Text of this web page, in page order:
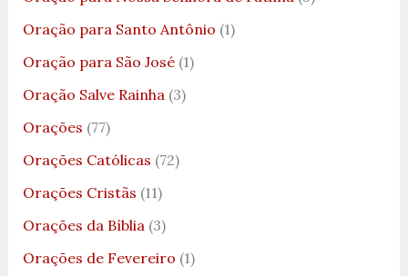
Oração para Santo Antônio (1)
Oração para São José(1)
Oração Salve Rainha(3)
Orações (77)
Orações Católicas (72)
Orações Cristãs (11)
Orações da Bíblia(3)
Orações de Fevereiro (1)